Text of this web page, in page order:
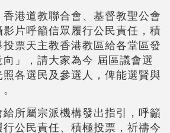
港道教聯合會、基督教聖公會
片呼籲信眾履行公民責任，積
票天主教香港教區給各堂區發
」，請大家為今 屆區議會選
各選民及參選人，俾能選賢與
所屬宗派機構發出指引，呼籲
公民責任、積極投票，祈禱今